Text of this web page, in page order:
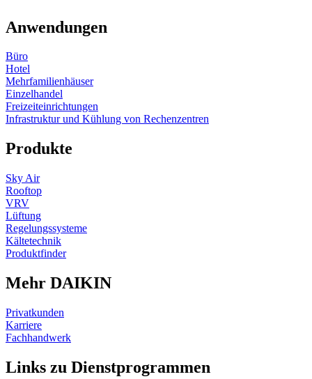
Anwendungen
Büro
Hotel
Mehrfamilienhäuser
Einzelhandel
Freizeiteinrichtungen
Infrastruktur und Kühlung von Rechenzentren
Produkte
Sky Air
Rooftop
VRV
Lüftung
Regelungssysteme
Kältetechnik
Produktfinder
Mehr DAIKIN
Privatkunden
Karriere
Fachhandwerk
Links zu Dienstprogrammen